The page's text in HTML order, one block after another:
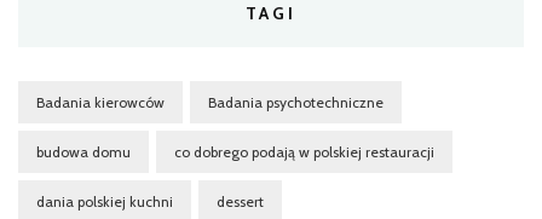
TAGI
Badania kierowców Badania psychotechniczne
budowa domu co dobrego podają w polskiej restauracji
dania polskiej kuchni dessert